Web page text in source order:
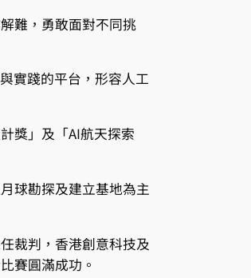
難，勇敢面對不同挑
實踐的平台，形容人工
獎」及「AI航天探索
球勘探及建立基地為主
裁判，香港創意科技及
賽圓滿成功。